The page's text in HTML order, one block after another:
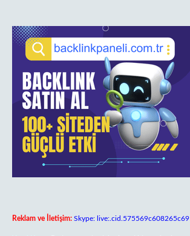
Reklam ve İletişim: Skype: live:.cid.575569c608265c69